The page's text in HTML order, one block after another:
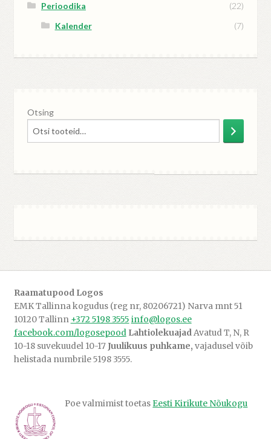
Perioodika
(22)
Kalender
(7)
Otsing
Raamatupood Logos
EMK Tallinna kogudus (reg nr, 80206721) Narva mnt 51
10120 Tallinn +372 5198 3555 info@logos.ee
facebook.com/logosepoodLahtiolekuajadAvatud T, N, R
10-18 suvekuudel 10-17Juulikuus puhkame, vajadusel võib
helistada numbrile 5198 3555.
Poe valmimist toetas Eesti Kirikute Nõukogu